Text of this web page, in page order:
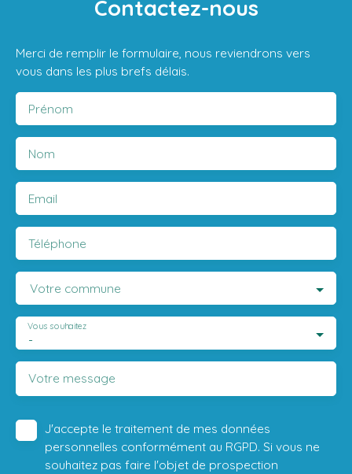
Contactez-nous
Merci de remplir le formulaire, nous reviendrons vers
vous dans les plus brefs délais.
Prénom
Nom
Email
Téléphone
Votre commune
-
Vous souhaitez
Votre message
J'accepte le traitement de mes données
personnelles conformément au RGPD. Si vous ne
souhaitez pas faire l'objet de prospection